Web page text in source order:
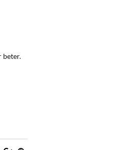
beter.